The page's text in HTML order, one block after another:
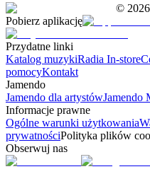
© 2026
Pobierz aplikację
Przydatne linki
Katalog muzykiRadia In-store
pomocyKontakt
Jamendo
Jamendo dla artystówJamendo
Informacje prawne
Ogólne warunki użytkowania
prywatnościPolityka plików
Obserwuj nas